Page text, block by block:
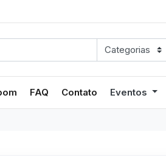
FAQ Contato Eventos